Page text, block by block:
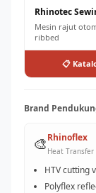
Rhinotec
Mesin rajut
ribbed
📋
Brand
🎨Rhinoflex
Heat
HTV cutting
Polyflex